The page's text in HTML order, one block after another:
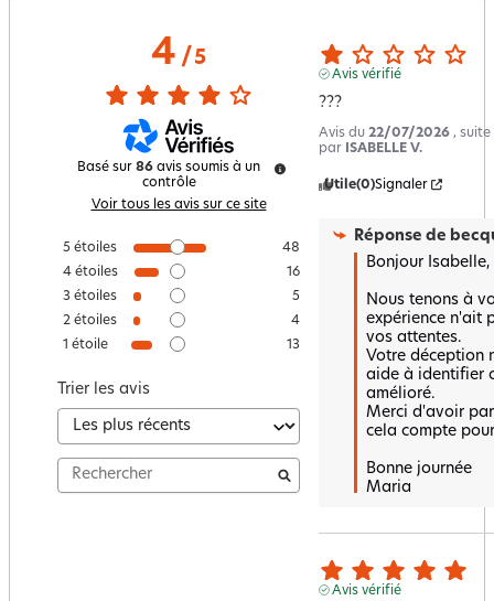
4/ 5
Basé sur 86 avis soumis à un
contrôle
Voir tous les avis sur ce site
5 étoiles
48
4 étoiles
16
3 étoiles
5
2 étoiles
4
1 étoile 13
Trier les avis
Avis vérifié
???
Avis du 22/07/2026 , suite
par ISABELLE V.
Utile(0)Signaler
Réponse de
Bonjour Isabelle,
Nous tenons à
expérience n'ait
vos attentes.
Votre déception
aide à identifier
amélioré.
Merci d'avoir
cela compte
Bonne journée
Maria
Avis vérifié